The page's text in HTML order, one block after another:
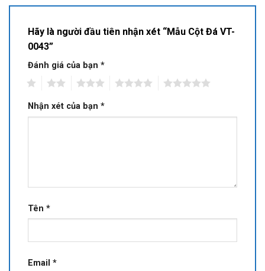
Hãy là người đầu tiên nhận xét “Mẫu Cột Đá VT-
0043”
Đánh giá của bạn *
Nhận xét của bạn *
Tên *
Email *